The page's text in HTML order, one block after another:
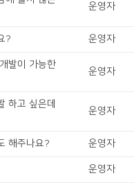
운영자
? 운영자
운영자
운영자
해주나요? 운영자
운영자